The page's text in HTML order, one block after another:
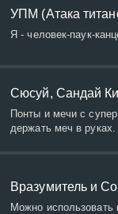
УПМ (Атака
Я - человек-паук-
Сюсуй, Сандай
Понты и мечи с
держать меч в
Вразумитель и
Можно использовать